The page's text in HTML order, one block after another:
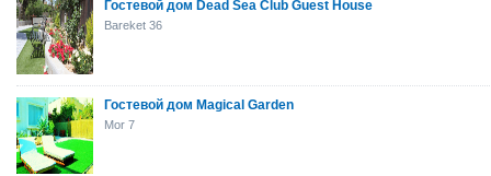
Гостевой дом Dead Sea Club Guest House
Bareket 36
Гостевой дом Magical Garden
Mor 7